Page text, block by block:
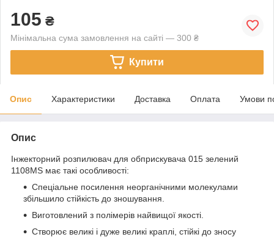
105 ₴
Мінімальна сума замовлення на сайті — 300 ₴
Купити
Опис Характеристики Доставка Оплата Умови
Опис
Інжекторний розпилювач для обприскувача 015 зелений
1108MS має такі особливості:
Спеціальне посилення неорганічними молекулами
збільшило стійкість до зношування.
Виготовлений з полімерів найвищої якості.
Створює великі і дуже великі краплі, стійкі до зносу